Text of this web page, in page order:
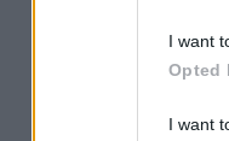
I want
Opted
I want